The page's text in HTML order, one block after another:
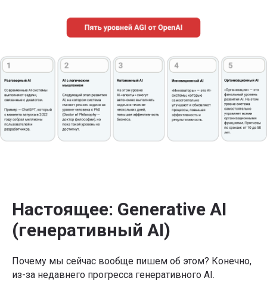
Настоящее: Generative AI
(генеративный AI)
Почему мы сейчас вообще пишем об этом? Конечно,
из-за недавнего прогресса генеративного AI.